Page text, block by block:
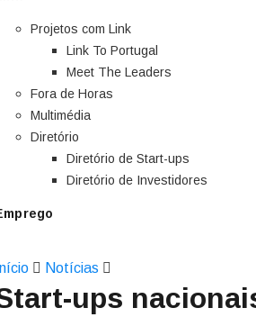
Projetos com Link
Link To Portugal
Meet The Leaders
Fora de Horas
Multimédia
Diretório
Diretório de Start-ups
Diretório de Investidores
Início Notícias
ups